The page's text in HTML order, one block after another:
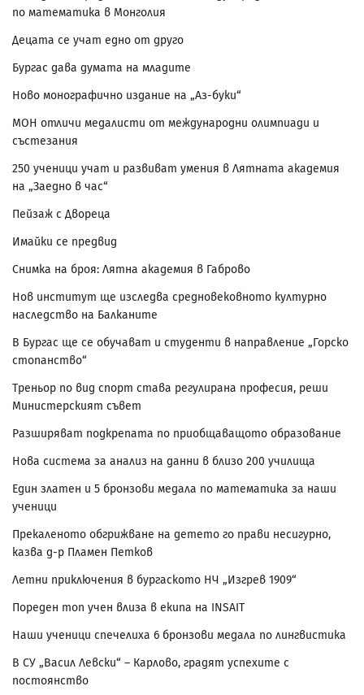
по математика в Монголия
Децата се учат едно от друго
Бургас дава думата на младите
Ново монографично издание на „Аз-буки“
МОН отличи медалисти от международни олимпиади и
състезания
250 ученици учат и развиват умения в Лятната академия
на „Заедно в час“
Пейзаж с Двореца
Имайки се предвид
Снимка на броя: Лятна академия в Габрово
Нов институт ще изследва средновековното културно
наследство на Балканите
В Бургас ще се обучават и студенти в направление „Горско
стопанство“
Треньор по вид спорт става регулирана професия, реши
Министерският съвет
Разширяват подкрепата по приобщаващото образование
Нова система за анализ на данни в близо 200 училища
Един златен и 5 бронзови медала по математика за наши
ученици
Прекаленото обгрижване на детето го прави несигурно,
казва д-р Пламен Петков
Летни приключения в бургаското НЧ „Изгрев 1909“
Пореден топ учен влиза в екипа на INSAIT
Наши ученици спечелиха 6 бронзови медала по лингвистика
В СУ „Васил Левски“ – Карлово, градят успехите с
постоянство